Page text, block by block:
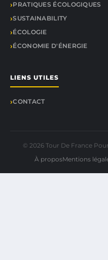
PRATIQUES ÉCOLOGIQUES
SUSTAINABILITY
ÉCOLOGIE
ÉCONOMIE D'ÉNERGIE
LIENS UTILES
CONTACT
© 2026 Tour De France
À proposMentions